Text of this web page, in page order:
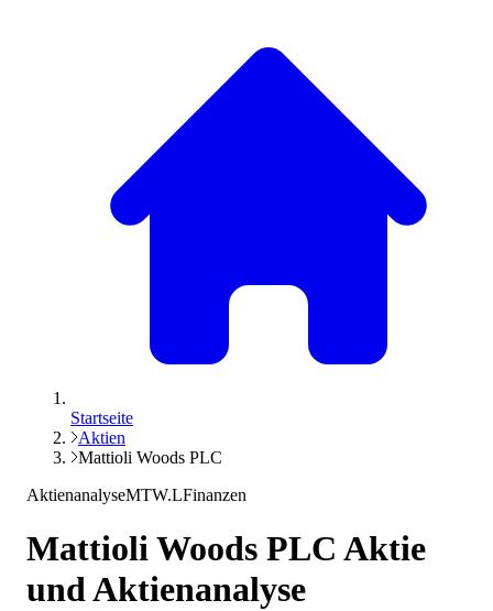
Startseite
Aktien
Mattioli Woods PLC
AktienanalyseMTW.LFinanzen
Mattioli Woods PLC Aktie
und Aktienanalyse